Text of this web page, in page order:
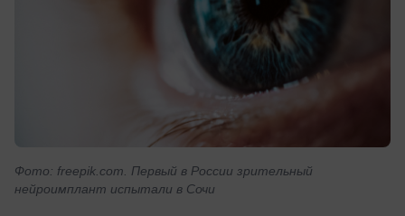
Фото: freepik.com. Первый в России зрительный
нейроимплант испытали в Сочи